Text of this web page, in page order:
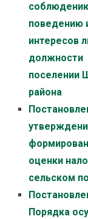
поведению
интересов
должности
поселении
района
оценки
сельском
Порядка